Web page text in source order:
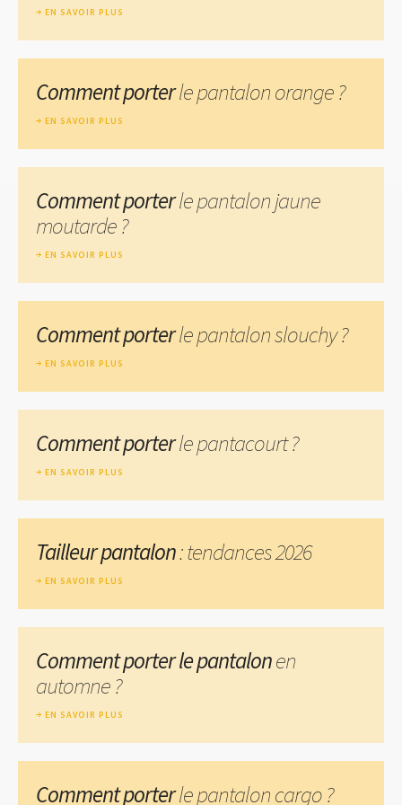
EN SAVOIR PLUS
Comment porterle pantalon orange ?
EN SAVOIR PLUS
Comment porterle pantalon jaune
moutarde ?
EN SAVOIR PLUS
Comment porterle pantalon slouchy ?
EN SAVOIR PLUS
Comment porterle pantacourt ?
EN SAVOIR PLUS
Tailleur pantalon: tendances 2026
EN SAVOIR PLUS
Comment porter le pantalonen
automne ?
EN SAVOIR PLUS
Comment porterle pantalon cargo ?